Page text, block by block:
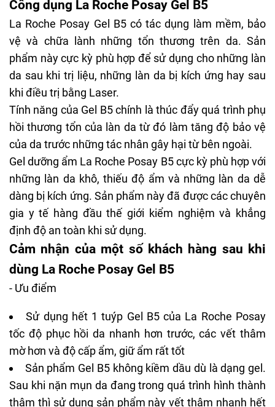
Công dụng La Roche Posay Gel B5
La Roche Posay Gel B5 có tác dụng làm mềm, bảo
vệ và chữa lành những tổn thương trên da. Sản
phẩm này cực kỳ phù hợp để sử dụng cho những làn
da sau khi trị liệu, những làn da bị kích ứng hay sau
khi điều trị bằng Laser.
Tính năng của Gel B5 chính là thúc đẩy quá trình phụ
hồi thương tổn của làn da từ đó làm tăng độ bảo vệ
của da trước những tác nhân gây hại từ bên ngoài.
Gel dưỡng ẩm La Roche Posay B5 cực kỳ phù hợp với
những làn da khô, thiếu độ ẩm và những làn da dễ
dàng bị kích ứng. Sản phẩm này đã được các chuyên
gia y tế hàng đầu thế giới kiểm nghiệm và khẳng
định độ an toàn khi sử dụng.
Cảm nhận của một số khách hàng sau khi
dùng La Roche Posay Gel B5
- Ưu điểm
Sử dụng hết 1 tuýp Gel B5 của La Roche Posay
tốc độ phục hồi da nhanh hơn trước, các vết thâm
mờ hơn và độ cấp ẩm, giữ ẩm rất tốt
Sản phẩm Gel B5 không kiềm dầu dù là dạng gel.
Sau khi nặn mụn da đang trong quá trình hình thành